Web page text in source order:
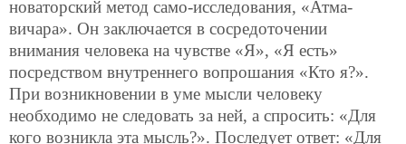
новаторский метод само-исследования, «Атма-
вичара». Он заключается в сосредоточении
внимания человека на чувстве «Я», «Я есть»
посредством внутреннего вопрошания «Кто я?».
При возникновении в уме мысли человеку
необходимо не следовать за ней, а спросить: «Для
кого возникла эта мысль?». Последует ответ: «Для